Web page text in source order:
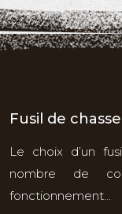
Fusil de chasse
Le choix d’un
nombre de
fonctionnement…